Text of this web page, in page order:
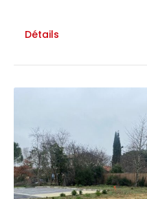
Détails